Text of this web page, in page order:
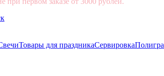
Товары для праздникаСервировка